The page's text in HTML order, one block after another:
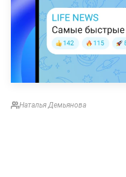
Наталья Демьянова